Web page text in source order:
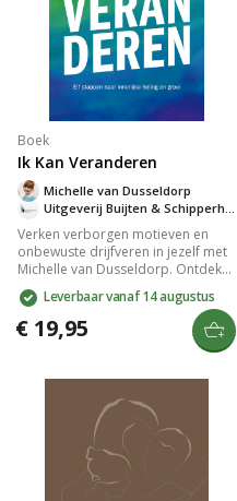
Boek
Ik Kan Veranderen
Uitgeverij Buijten & Schipperheijn
Michelle van Dusseldorp
Verken verborgen motieven en
onbewuste drijfveren in jezelf met
Michelle van Dusseldorp. Ontdek
hoe zelfinzicht en christelijke
principes leiden tot innerlijke
genezing en geestelijke
volwassenheid. Dit praktische boek
in elf stappen biedt levenslange
Leverbaar vanaf 14 augustus
€ 19,95